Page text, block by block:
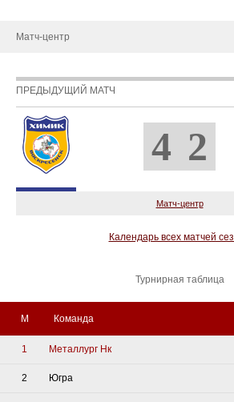
Матч-центр
ПРЕДЫДУЩИЙ МАТЧ
4 2
Матч-центр
Календарь всех матчей
Турнирная таблица
М Команда
1 Металлург Нк
2 Югра